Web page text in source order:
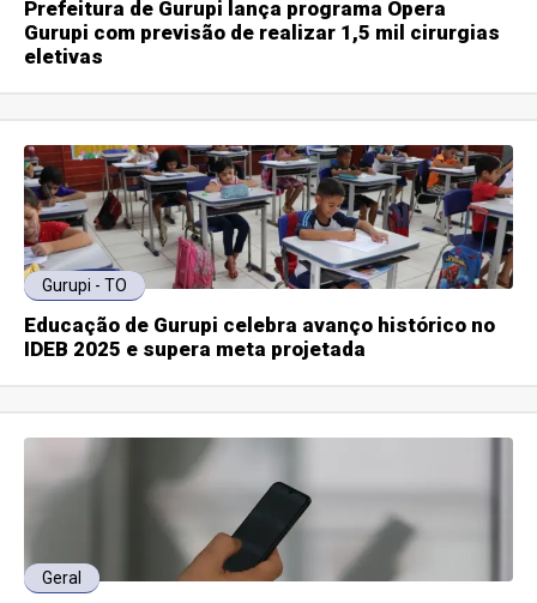
Prefeitura de Gurupi lança programa Opera
Gurupi com previsão de realizar 1,5 mil cirurgias
eletivas
Gurupi - TO
Educação de Gurupi celebra avanço histórico no
IDEB 2025 e supera meta projetada
Geral